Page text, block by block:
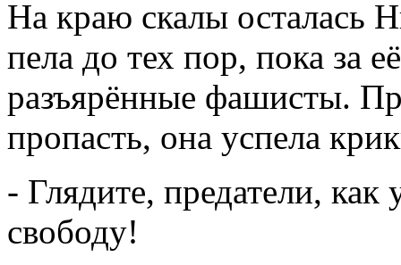
На краю скалы осталась
пела до тех пор, пока за
разъярённые фашисты.
пропасть, она успела
- Глядите, предатели,
свободу!